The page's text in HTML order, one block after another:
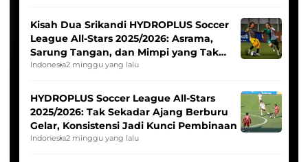
Kisah Dua Srikandi HYDROPLUS Soccer
League All-Stars 2025/2026: Asrama,
Sarung Tangan, dan Mimpi yang Tak
Pernah Padam
Indonesia2 minggu yang lalu
HYDROPLUS Soccer League All-Stars
2025/2026: Tak Sekadar Ajang Berburu
Gelar, Konsistensi Jadi Kunci Pembinaan
Indonesia2 minggu yang lalu